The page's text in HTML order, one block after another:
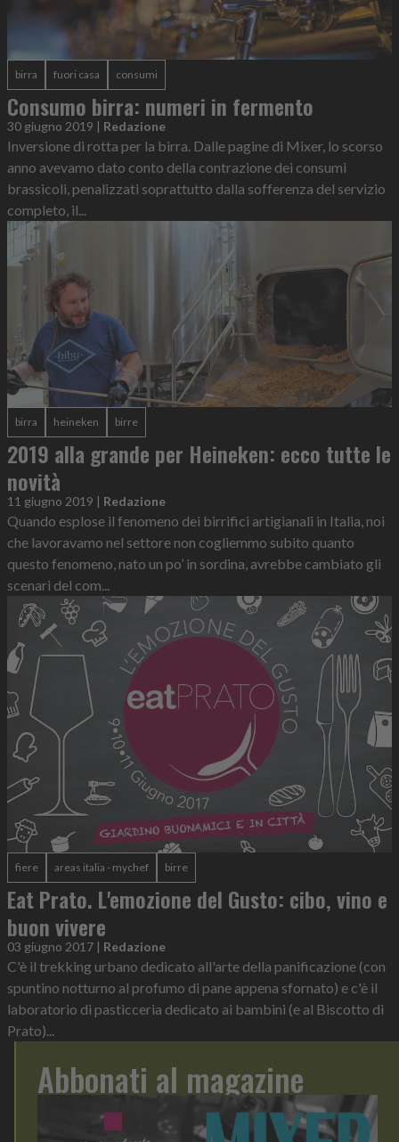
birra fuori casa consumi
Consumo birra: numeri in fermento
30 giugno 2019 Redazione
Inversione di rotta per la birra. Dalle pagine di Mixer, lo scorso
anno avevamo dato conto della contrazione dei consumi
brassicoli, penalizzati soprattutto dalla sofferenza del servizio
completo, il...
birra heineken birre
2019 alla grande per Heineken: ecco tutte le
novità
11 giugno 2019 | Redazione
Quando esplose il fenomeno dei birrifici artigianali in Italia, noi
che lavoravamo nel settore non cogliemmo subito quanto
questo fenomeno, nato un po’ in sordina, avrebbe cambiato gli
scenari del com...
fiere areas italia - mychef birre
Eat Prato. L'emozione del Gusto: cibo, vino e
buon vivere
03 giugno 2017 Redazione
C'è il trekking urbano dedicato all'arte della panificazione (con
spuntino notturno al profumo di pane appena sfornato) e c'è il
laboratorio di pasticceria dedicato ai bambini (e al Biscotto di
Prato)...
Abbonati al magazine